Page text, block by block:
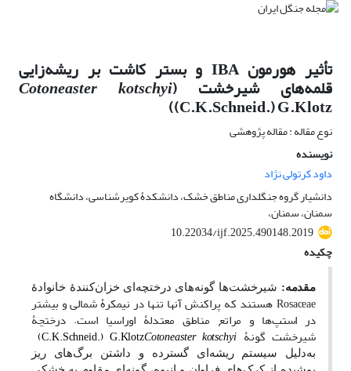
تأثیر هورمون IBA و بستر کاشت بر ریشه‌زایی
قلمه‌های شیرخشت ( Cotoneaster kotschyi
(C.K.Schneid.) G.Klotz)
نوع مقاله : مقاله پژوهشی
نویسنده
داود کرتولی نژاد
دانشیار گروه جنگلداری مناطق خشک، دانشکدۀ کویرشناسی، دانشگاه
سمنان، سمنان،
10.22034/ijf.2025.490148.2019
چکیده
مقدمه: شیرخشت‌ها گونه‌های درختچه‌ای خزان‌کنندۀ خانوادۀ
Rosaceaeهستند که پراکنش آنها تنها در نیمکرۀ شمالی و بیشتر
در استپ‌ها و مراتع مناطق معتدلۀ اوراسیا است. درختچۀ
شیرخشت گونۀCotoneaster kotschyi
(C.K.Schneid.) G.Klotz
به‌دلیل سیستم ریشه‌ای گسترده و داشتن برگ‌های ریز